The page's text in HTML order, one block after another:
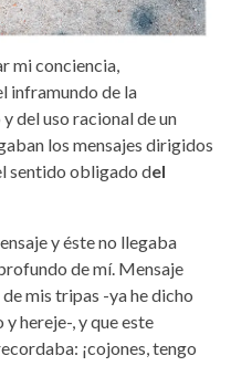
mi conciencia,
inframundo de la
del uso racional de un
los mensajes dirigidos
sentido obligado del
y éste no llegaba
de mí. Mensaje
mis tripas -ya he dicho
hereje-, y que este
¡cojones, tengo